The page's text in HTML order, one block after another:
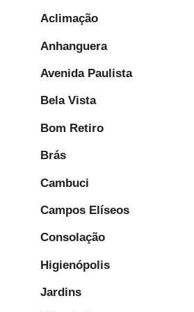
Aclimação
Anhanguera
Avenida Paulista
Bela Vista
Bom Retiro
Brás
Cambuci
Campos Elíseos
Consolação
Higienópolis
Jardins